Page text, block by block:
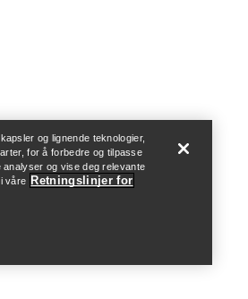
og lignende teknologier,
for å forbedre og tilpasse
og vise deg relevante
våre Retningslinjer for